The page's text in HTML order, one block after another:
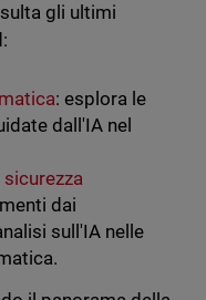
gli ultimi
: esplora le
dall'IA nel
dai
sull'IA nelle